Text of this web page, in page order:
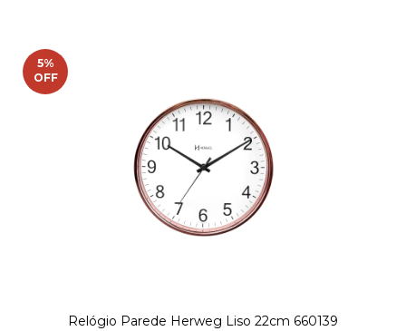
5%
OFF
Relógio Parede Herweg Liso 22cm 660139